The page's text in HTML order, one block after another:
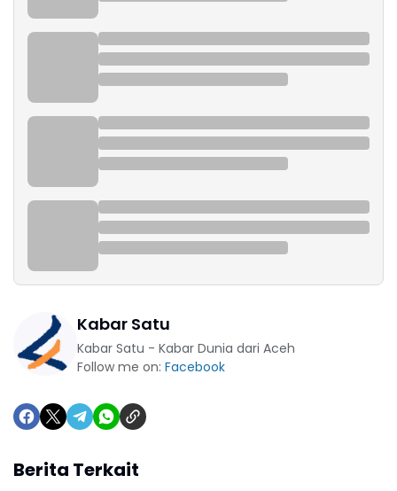
Kabar Satu
Kabar Satu - Kabar Dunia dari Aceh
Follow me on: Facebook
Berita Terkait